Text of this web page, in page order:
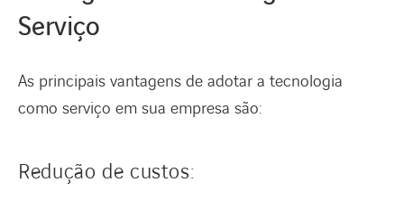
Serviço
As principais vantagens de adotar a tecnologia
como serviço em sua empresa são:
Redução de custos: